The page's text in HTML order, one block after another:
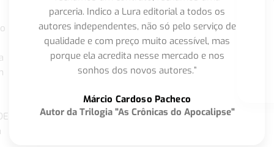
parceria. Indico a Lura editorial a todos os
autores independentes, não só pelo serviço de
qualidade e com preço muito acessível, mas
porque ela acredita nesse mercado e nos
sonhos dos novos autores.”
Márcio Cardoso Pacheco
Autor da Trilogia "As Crônicas do Apocalipse"